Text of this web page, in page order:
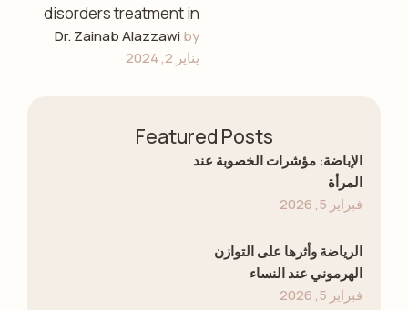
disorders treatment in
Sharjah and
specialized
with Dr. Zainab
Alazzawi. Personalized
by
Dr. Zainab Alazzawi
يناير 2, 2024
Featured Posts
الإباضة: مؤشرات الخصوبة عند
المرأة
فبراير 5, 2026
الرياضة وأثرها على التوازن
الهرموني عند النساء
فبراير 5, 2026